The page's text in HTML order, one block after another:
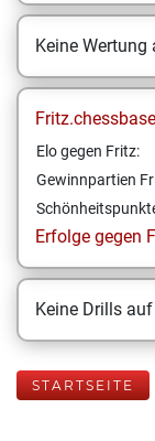
Keine Wertung
Elo gegen Fritz:
Gewinnpartien
Erfolge gegen
Keine Drills auf
STARTSEITE